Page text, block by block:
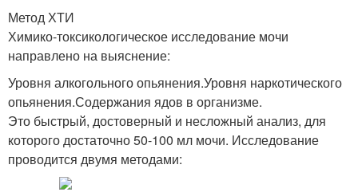
Метод ХТИ
Химико-токсикологическое исследование мочи
направлено на выяснение:
Уровня алкогольного опьянения.Уровня наркотического
опьянения.Содержания ядов в организме.
Это быстрый, достоверный и несложный анализ, для
которого достаточно 50-100 мл мочи. Исследование
проводится двумя методами: